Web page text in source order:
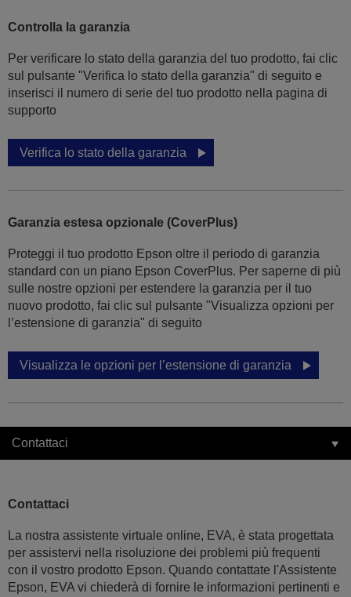
Controlla la garanzia
Per verificare lo stato della garanzia del tuo prodotto, fai clic
sul pulsante "Verifica lo stato della garanzia" di seguito e
inserisci il numero di serie del tuo prodotto nella pagina di
supporto
Verifica lo stato della garanzia
Garanzia estesa opzionale (CoverPlus)
Proteggi il tuo prodotto Epson oltre il periodo di garanzia
standard con un piano Epson CoverPlus. Per saperne di più
sulle nostre opzioni per estendere la garanzia per il tuo
nuovo prodotto, fai clic sul pulsante "Visualizza opzioni per
l’estensione di garanzia" di seguito
Visualizza le opzioni per l’estensione di garanzia
Contattaci
Contattaci
La nostra assistente virtuale online, EVA, è stata progettata
per assistervi nella risoluzione dei problemi più frequenti
con il vostro prodotto Epson. Quando contattate l'Assistente
Epson, EVA vi chiederà di fornire le informazioni pertinenti e